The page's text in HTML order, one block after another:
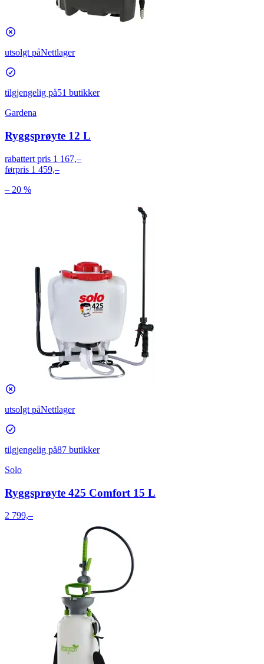
utsolgt påNettlager
tilgjengelig på51 butikker
Gardena
Ryggsprøyte 12 L
rabattert pris 1 167,–
førpris 1 459,–
– 20 %
utsolgt påNettlager
tilgjengelig på87 butikker
Solo
Ryggsprøyte 425 Comfort 15 L
2 799,–